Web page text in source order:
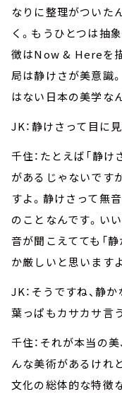
なりに整理がついた
く。もうひとつは抽
徴はNow & Hereを
局は静けさが美意識
はない日本の美学な
JK：静けさって目に
千住：たとえば「静
があるじゃないです
すよ。静けさって無
のことなんです。い
音が聞こえてても「
か厳しいと思います
JK：そうですね、静
葉っぱもカサカサ言
千住：それが本当の
んな美術があるけれ
文化の総体的な特徴